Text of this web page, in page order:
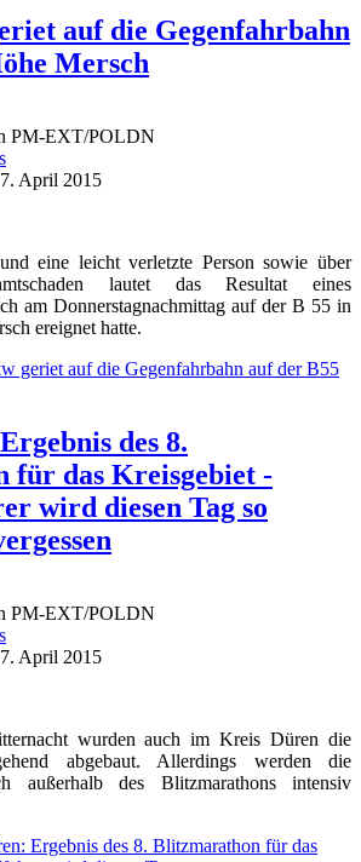
auf die Gegenfahrbahn
Mersch
PM-EXT/POLDN
April 2015
eine leicht verletzte Person sowie über
lautet das Resultat eines
am Donnerstagnachmittag auf der B 55 in
ereignet hatte.
geriet auf die Gegenfahrbahn auf der B55
des 8.
für das Kreisgebiet -
wird diesen Tag so
PM-EXT/POLDN
April 2015
wurden auch im Kreis Düren die
abgebaut. Allerdings werden die
außerhalb des Blitzmarathons intensiv
Ergebnis des 8. Blitzmarathon für das